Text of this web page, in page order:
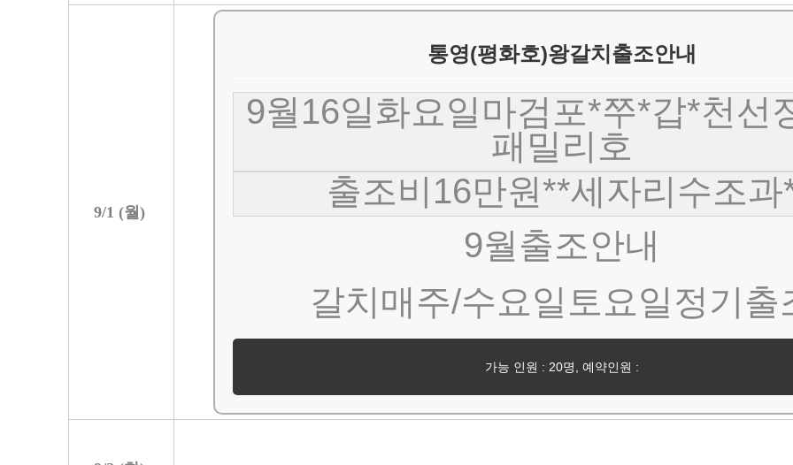
9/1 (월 )
통영(평화호)왕갈치출조안내
9월16일화요일마검포*쭈*갑*천선
패밀리호
출조비16만원**세자리수조과
9월출조안내
갈치매주/수요일토요일정기출
가능 인원 : 20명, 예약인원 :